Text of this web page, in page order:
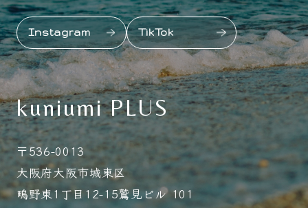
Instagram TikTok
kuniumi PLUS
〒536-0013
大阪府大阪市城東区
鴫野東1丁目12-15鷲見ビル 101